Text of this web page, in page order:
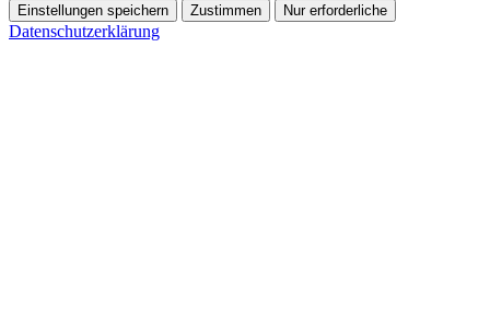
Einstellungen speichern Zustimmen Nur erforderliche
Datenschutzerklärung